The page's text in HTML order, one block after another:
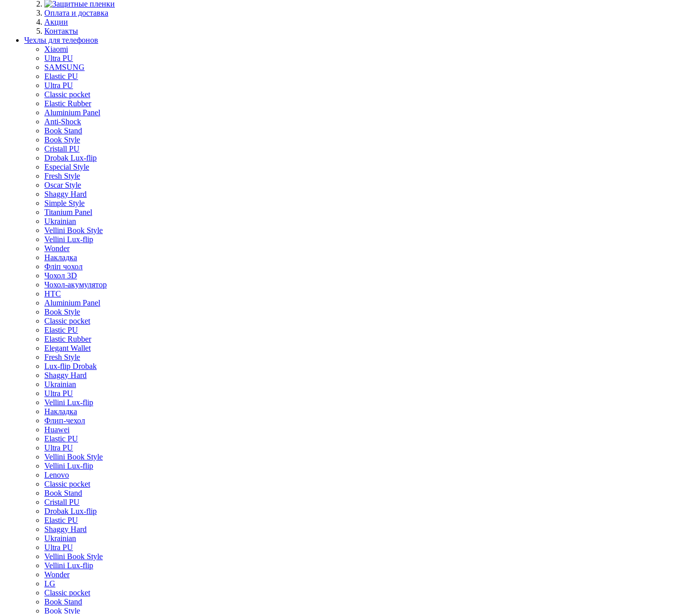
Оплата и доставка
Акции
Контакты
Чехлы для телефонов
Xiaomi
Ultra PU
SAMSUNG
Elastic PU
Ultra PU
Classic pocket
Elastic Rubber
Aluminium Panel
Anti-Shock
Book Stand
Book Style
Cristall PU
Drobak Lux-flip
Especial Style
Fresh Style
Oscar Style
Shaggy Hard
Simple Style
Titanium Panel
Ukrainian
Vellini Book Style
Vellini Lux-flip
Wonder
Накладка
Фліп чохол
Чохол 3D
Чохол-акумулятор
HTC
Aluminium Panel
Book Style
Classic pocket
Elastic PU
Elastic Rubber
Elegant Wallet
Fresh Style
Lux-flip Drobak
Shaggy Hard
Ukrainian
Ultra PU
Vellini Lux-flip
Накладка
Флип-чехол
Huawei
Elastic PU
Ultra PU
Vellini Book Style
Vellini Lux-flip
Lenovo
Classic pocket
Book Stand
Cristall PU
Drobak Lux-flip
Elastic PU
Shaggy Hard
Ukrainian
Ultra PU
Vellini Book Style
Vellini Lux-flip
Wonder
LG
Classic pocket
Book Stand
Book Style